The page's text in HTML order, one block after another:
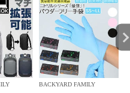
FAMILY BACKYARD FAMILY